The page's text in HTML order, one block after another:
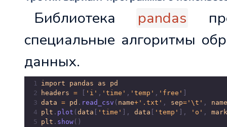
Библиотека pandas
специальные алгоритмы
данных.
1 import pandas as
pd
2
headers = 'i' , 'time' , 'temp' , 'free'
3 data = pd . read_csv ( name+ '.txt' , sep= '\t' ,
4 plt . plot ( data 'time' ], data 'temp' ], 'o' ,
5 plt . show ()